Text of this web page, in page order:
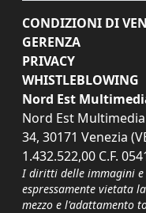
CONDIZIONI DI
GERENZA
PRIVACY
WHISTLEBLOWING
Nord Est
Nord Est
34, 30171 Venezia
1.432.522,00 C.F.
I diritti delle immagini e
espressamente vietata
mezzo e l'adattamento